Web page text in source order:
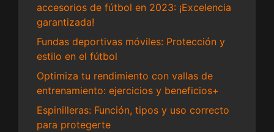
accesorios de fútbol en 2023: ¡Excelencia
garantizada!
Fundas deportivas móviles: Protección y
estilo en el fútbol
Optimiza tu rendimiento con vallas de
entrenamiento: ejercicios y beneficios+
Espinilleras: Función, tipos y uso correcto
para protegerte